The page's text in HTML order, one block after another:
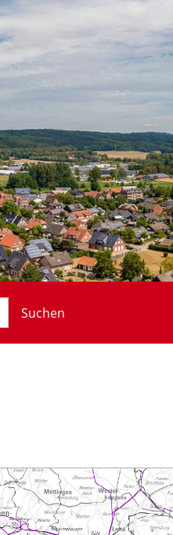
Suchen